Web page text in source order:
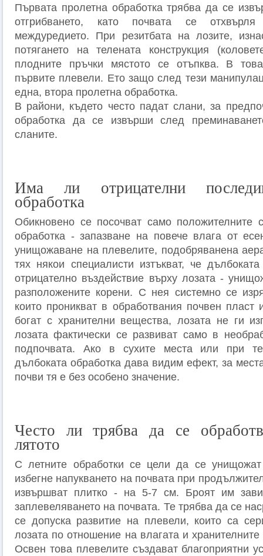
Първата пролетна обработка трябва да се
отгрибването, като почвата се
междуредието. При резитбата на лозите,
потягането на телената конструкция
плодните пръчки мястото се отъпква. В
първите плевели. Ето защо след тези
една, втора пролетна обработка.
В райони, където често падат слани, за
обработка да се извърши след
сланите.
Има ли отрицателни
обработка
Обикновено се посочват само положителните
обработка - запазване на повече влага от
унищожаване на плевелите, подобряванена
тях някои специалисти изтъкват, че
отрицателно въздействие върху лозата -
разположените корени. С нея системно се
които проникват в обработвания почвен
богат с хранителни вещества, лозата не ги
лозата фактически се развиват само в
подпочвата. Ако в сухите места или при
дълбоката обработка дава видим ефект, за
почви тя е без особено значение.
Често ли трябва да се
лятото
С летните обработки се цели да се
избегне напукването на почвата при
извършват плитко - на 5-7 см. Броят им
заплевеляването на почвата. Те трябва да се
се допуска развитие на плевели, които са
лозата по отношение на влагата и
Освен това плевелите създават благоприятни